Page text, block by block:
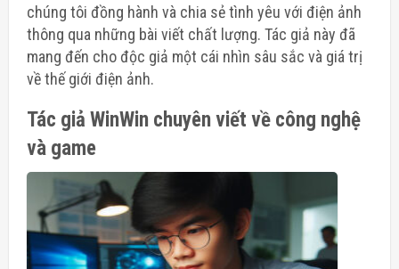
chúng tôi đồng hành và chia sẻ tình yêu với điện ảnh
thông qua những bài viết chất lượng. Tác giả này đã
mang đến cho độc giả một cái nhìn sâu sắc và giá trị
về thế giới điện ảnh.
Tác giả WinWin chuyên viết về công nghệ
và game